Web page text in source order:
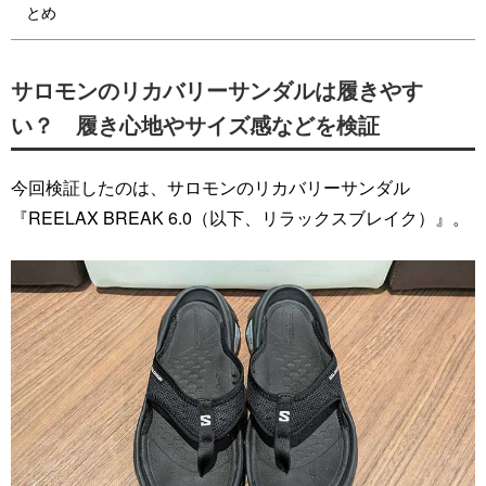
とめ
サロモンのリカバリーサンダルは履きやす
い？ 履き心地やサイズ感などを検証
今回検証したのは、サロモンのリカバリーサンダル
『REELAX BREAK 6.0（以下、リラックスブレイク）』。